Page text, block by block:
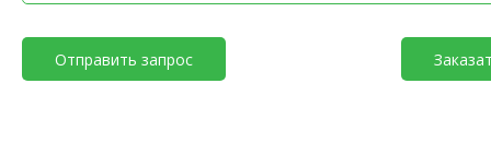
Отправить запрос